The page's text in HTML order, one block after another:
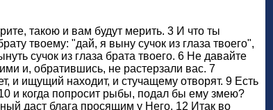
такою и вам будут мерить. 3 И что ты
твоему: "дай, я выну сучок из глаза твоего",
сучок из глаза брата твоего. 6 Не давайте
и, обратившись, не растерзали вас. 7
и ищущий находит, и стучащему отворят. 9 Есть
и когда попросит рыбы, подал бы ему змею?
даст блага просящим у Него. 12 Итак во